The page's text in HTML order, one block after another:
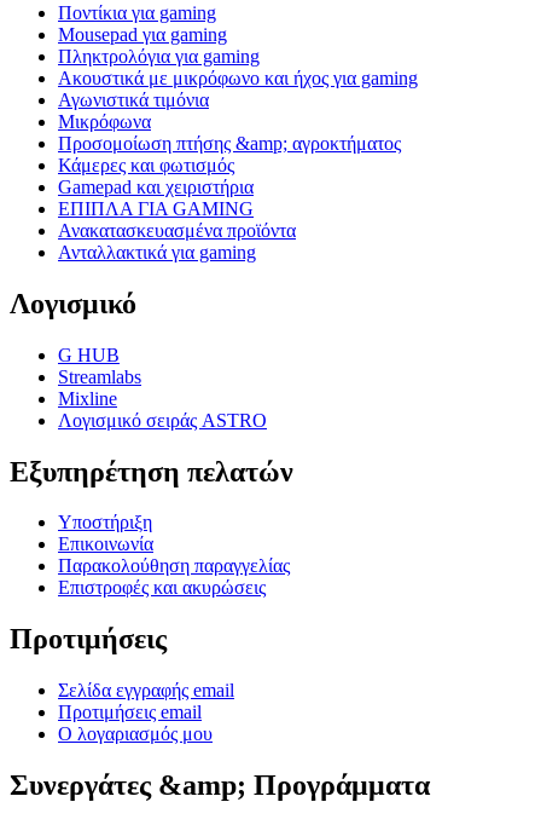
Ποντίκια για gaming
Mousepad για gaming
Πληκτρολόγια για gaming
Ακουστικά με μικρόφωνο και ήχος για gaming
Αγωνιστικά τιμόνια
Μικρόφωνα
Προσομοίωση πτήσης &amp; αγροκτήματος
Κάμερες και φωτισμός
Gamepad και χειριστήρια
ΕΠΙΠΛΑ ΓΙΑ GAMING
Ανακατασκευασμένα προϊόντα
Ανταλλακτικά για gaming
Λογισμικό
G HUB
Streamlabs
Mixline
Λογισμικό σειράς ASTRO
Εξυπηρέτηση πελατών
Υποστήριξη
Επικοινωνία
Παρακολούθηση παραγγελίας
Επιστροφές και ακυρώσεις
Προτιμήσεις
Σελίδα εγγραφής email
Προτιμήσεις email
Ο λογαριασμός μου
Συνεργάτες &amp; Προγράμματα